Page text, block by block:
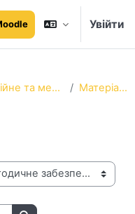
Увійти
Навчально-організаційне та методичне забезпечення освітнього процесу Матеріали моніторингу